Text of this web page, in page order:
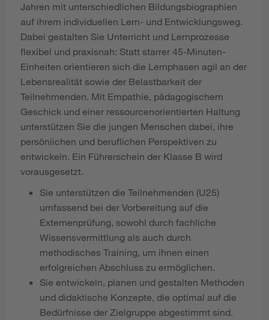
Jahren mit unterschiedlichen Bildungsbiographien
auf ihrem individuellen Lern- und Entwicklungsweg.
Dabei gestalten Sie Unterricht und Lernprozesse
flexibel und praxisnah: Statt starrer 45-Minuten-
Einheiten orientieren sich die Lernphasen agil an der
Lebensrealität sowie der Belastbarkeit der
Teilnehmenden. Mit Empathie, pädagogischem
Geschick und einer ressourcenorientierten Haltung
unterstützen Sie die jungen Menschen dabei, ihre
persönlichen und beruflichen Perspektiven zu
entwickeln. Ein Führerschein der Klasse B wird
vorausgesetzt.
Sie unterstützen die Teilnehmenden (U25)
umfassend bei der Vorbereitung auf die
Externenprüfung, sowohl durch fachliche
Wissensvermittlung als auch durch
methodisches Training, um ihnen einen
erfolgreichen Abschluss zu ermöglichen.
Sie entwickeln, planen und gestalten Methoden
und didaktische Konzepte, die optimal auf die
Bedürfnisse der Zielgruppe abgestimmt sind.